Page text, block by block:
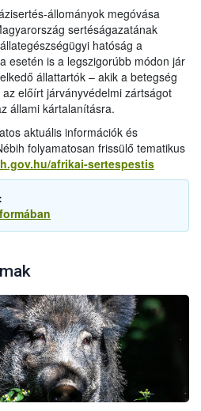
állományok megóvása
sertéságazatának
hatóság a
esetén is a legszigorúbb módon jár
állattartók – akik a betegség
előírt járványvédelmi zártságot
állami kártalanításra.
aktuális információk és
folyamatosan frissülő tematikus
afrikai-sertespestis